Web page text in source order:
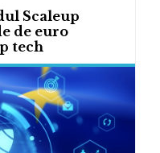
Scaleup
de euro
tech